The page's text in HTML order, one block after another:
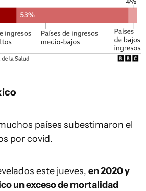
países subestimaron el
por covid.
este jueves, en 2020 y
un exceso de mortalidad